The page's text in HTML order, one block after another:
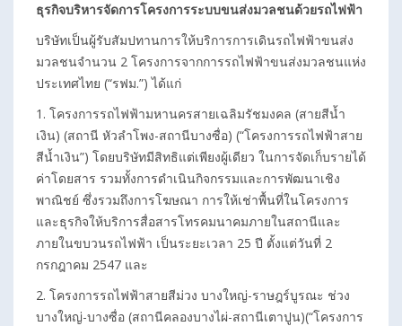
ธุรกิจบริหารจัดการโครงการระบบขนส่งมวลชนด้วยรถไฟฟ้า
บริษัทเป็นผู้รับสัมปทานการให้บริการการเดินรถไฟฟ้าขนส่ง
มวลชนจำนวน 2 โครงการจากการรถไฟฟ้าขนส่งมวลชนแห่ง
ประเทศไทย (“รฟม.”) ได้แก่
1. โครงการรถไฟฟ้ามหานครสายเฉลิมรัชมงคล (สายสีนํ้า
เงิน) (สถานี หัวลำโพง-สถานีบางซื่อ) (“โครงการรถไฟฟ้าสาย
สีนํ้าเงิน”) โดยบริษัทมีสิทธิแต่เพียงผู้เดียว ในการจัดเก็บรายได้
ค่าโดยสาร รวมทั้งการดำเนินกิจกรรมและการพัฒนาเชิง
พาณิชย์ ซึ่งรวมถึงการโฆษณา การให้เช่าพื้นที่ในโครงการ
และธุรกิจให้บริการสื่อสารโทรคมนาคมภายในสถานีและ
ภายในขบวนรถไฟฟ้า เป็นระยะเวลา 25 ปี ตั้งแต่วันที่ 2
กรกฎาคม 2547 และ
2. โครงการรถไฟฟ้าสายสีม่วง บางใหญ่-ราษฎร์บูรณะ ช่วง
บางใหญ่-บางซื่อ (สถานีคลองบางไผ่-สถานีเตาปูน)(“โครงการ